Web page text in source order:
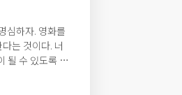
심하자. 영화를
는 것이다. 너
될 수 있도록 노